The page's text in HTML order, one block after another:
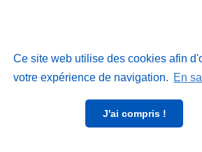
Ce site web utilise des cookies afin
votre expérience de navigation. En
J'ai compris !